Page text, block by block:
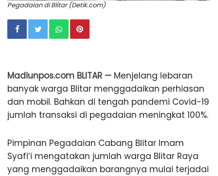
Pegadaian di Blitar (Detik.com)
Madiunpos.com BLITAR — Menjelang lebaran
banyak warga Blitar menggadaikan perhiasan
dan mobil. Bahkan di tengah pandemi Covid-19
jumlah transaksi di pegadaian meningkat 100%.
Pimpinan Pegadaian Cabang Blitar Imam
Syafi’i mengatakan jumlah warga Blitar Raya
yang menggadaikan barangnya mulai terjadai